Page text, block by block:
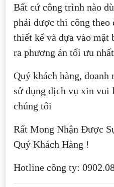
Bất cứ công trình nào
phải được thi công theo
thiết kế và dựa vào mặt
ra phương án tối ưu nhất
Quý khách hàng, doanh
sử dụng dịch vụ xin vui
chúng tôi
Rất Mong Nhận Được
Quý Khách Hàng !
Hotline công ty: